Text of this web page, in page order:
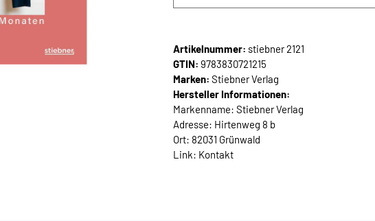
Artikelnummer: stiebner 2121
GTIN: 9783830721215
Marken: Stiebner Verlag
Hersteller Informationen:
Markenname: Stiebner Verlag
Adresse: Hirtenweg 8 b
Ort: 82031 Grünwald
Link: Kontakt